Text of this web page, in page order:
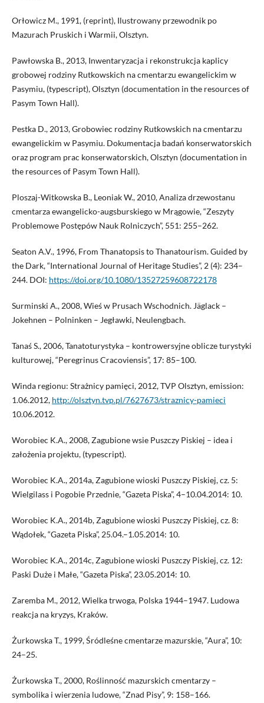
Orłowicz M., 1991, (reprint), Ilustrowany przewodnik po
Mazurach Pruskich i Warmii, Olsztyn.
Pawłowska B., 2013, Inwentaryzacja i rekonstrukcja kaplicy
grobowej rodziny Rutkowskich na cmentarzu ewangelickim w
Pasymiu, (typescript), Olsztyn (documentation in the resources of
Pasym Town Hall).
Pestka D., 2013, Grobowiec rodziny Rutkowskich na cmentarzu
ewangelickim w Pasymiu. Dokumentacja badań konserwatorskich
oraz program prac konserwatorskich, Olsztyn (documentation in
the resources of Pasym Town Hall).
Ploszaj-Witkowska B., Leoniak W., 2010, Analiza drzewostanu
cmentarza ewangelicko-augsburskiego w Mrągowie, “Zeszyty
Problemowe Postępów Nauk Rolniczych”, 551: 255–262.
Seaton A.V., 1996, From Thanatopsis to Thanatourism. Guided by
the Dark, “International Journal of Heritage Studies”, 2 (4): 234–
244. DOI: https://doi.org/10.1080/13527259608722178
Surminski A., 2008, Wieś w Prusach Wschodnich. Jäglack –
Jokehnen – Polninken – Jegławki, Neulengbach.
Tanaś S., 2006, Tanatoturystyka – kontrowersyjne oblicze turystyki
kulturowej, “Peregrinus Cracoviensis”, 17: 85–100.
Winda regionu: Strażnicy pamięci, 2012, TVP Olsztyn, emission:
1.06.2012, http://olsztyn.tvp.pl/7627673/straznicy-pamieci
10.06.2012.
Worobiec K.A., 2008, Zagubione wsie Puszczy Piskiej – idea i
założenia projektu, (typescript).
Worobiec K.A., 2014a, Zagubione wioski Puszczy Piskiej, cz. 5:
Wielgilass i Pogobie Przednie, “Gazeta Piska”, 4–10.04.2014: 10.
Worobiec K.A., 2014b, Zagubione wioski Puszczy Piskiej, cz. 8:
Wądołek, “Gazeta Piska”, 25.04.–1.05.2014: 10.
Worobiec K.A., 2014c, Zagubione wioski Puszczy Piskiej, cz. 12:
Paski Duże i Małe, “Gazeta Piska”, 23.05.2014: 10.
Zaremba M., 2012, Wielka trwoga, Polska 1944–1947. Ludowa
reakcja na kryzys, Kraków.
Żurkowska T., 1999, Śródleśne cmentarze mazurskie, “Aura”, 10:
24–25.
Żurkowska T., 2000, Roślinność mazurskich cmentarzy –
symbolika i wierzenia ludowe, “Znad Pisy”, 9: 158–166.